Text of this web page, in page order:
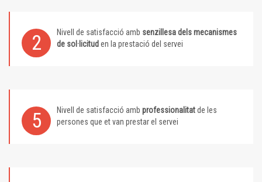
2 Nivell de satisfacció amb senzillesa dels mecanismes
de sol·licitud en la prestació del servei
5 Nivell de satisfacció amb professionalitatde les
persones que et van prestar el servei